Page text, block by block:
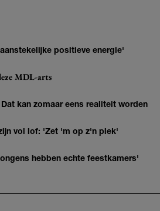
positieve energie'
MDL-arts
kan zomaar eens realiteit worden
vol lof: 'Zet 'm op z'n plek'
hebben echte feestkamers'